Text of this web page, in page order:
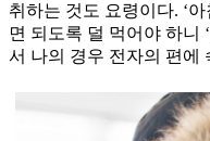
취하는 것도 요령이다. ‘
면 되도록 덜 먹어야 하니
서 나의 경우 전자의 편에